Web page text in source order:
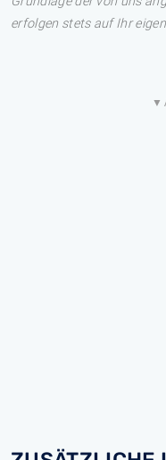
erfolgen stets auf Ihr
▼